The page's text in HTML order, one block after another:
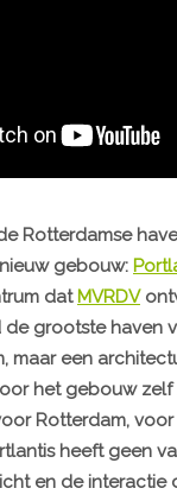
Rotterdamse
gebouw:
dat MVRDV
grootste haven
maar een
het gebouw
Rotterdam,
heeft geen
en de interactie